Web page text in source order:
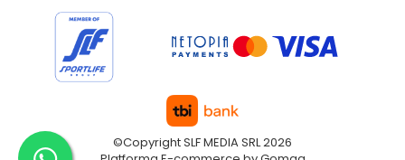
©Copyright SLF MEDIA SRL 2026